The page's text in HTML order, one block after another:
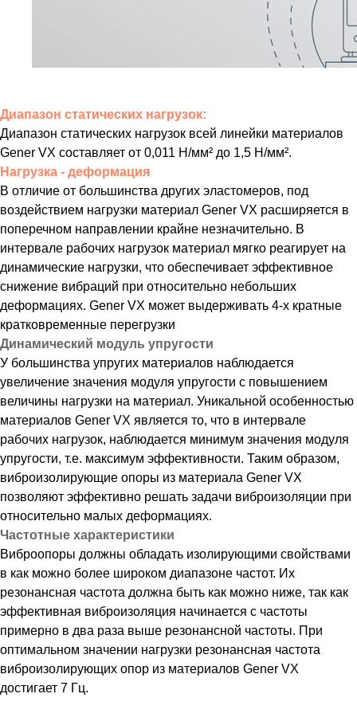
Диапазон статических нагрузок:
Диапазон статических нагрузок всей линейки материалов
Gener VX составляет от 0,011 H/мм² до 1,5 Н/мм².
Нагрузка - деформация
В отличие от большинства других эластомеров, под
воздействием нагрузки материал Gener VX расширяется в
поперечном направлении крайне незначительно. В
интервале рабочих нагрузок материал мягко реагирует на
динамические нагрузки, что обеспечивает эффективное
снижение вибраций при относительно небольших
деформациях. Gener VX может выдерживать 4-х кратные
кратковременные перегрузки
Динамический модуль упругости
У большинства упругих материалов наблюдается
увеличение значения модуля упругости с повышением
величины нагрузки на материал. Уникальной особенностью
материалов Gener VX является то, что в интервале
рабочих нагрузок, наблюдается минимум значения модуля
упругости, т.е. максимум эффективности. Таким образом,
виброизолирующие опоры из материала Gener VX
позволяют эффективно решать задачи виброизоляции при
относительно малых деформациях.
Частотные характеристики
Виброопоры должны обладать изолирующими свойствами
в как можно более широком диапазоне частот. Их
резонансная частота должна быть как можно ниже, так как
эффективная виброизоляция начинается с частоты
примерно в два раза выше резонансной частоты. При
оптимальном значении нагрузки резонансная частота
виброизолирующих опор из материалов Gener VX
достигает 7 Гц.